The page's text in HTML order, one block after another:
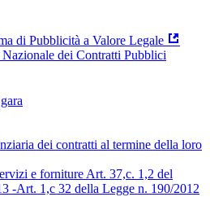
di Pubblicità a Valore Legale
dei Contratti Pubblici
dei contratti al termine della loro
e forniture Art. 37,c. 1,2 del
-Art. 1,c 32 della Legge n. 190/2012